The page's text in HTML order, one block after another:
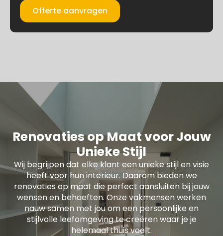
Offerte aanvragen
Renovaties op Maat voor Jouw
Unieke Stijl
Wij begrijpen dat elke klant een unieke stijl en visie
heeft voor hun interieur. Daarom bieden we
renovaties op maat die perfect aansluiten bij jouw
wensen en behoeften. Onze vakmensen werken
nauw samen met jou om een persoonlijke en
stijlvolle leefomgeving te creëren waar je je
helemaal thuis voelt.